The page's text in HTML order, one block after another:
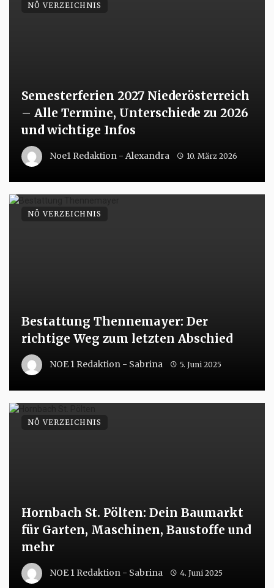
Semesterferien 2027 Niederösterreich
– Alle Termine, Unterschiede zu 2026
und wichtige Infos
Noe1 Redaktion - Alexandra 10. März 2026
NÖ VERZEICHNIS
Bestattung Thennemayer: Der
richtige Weg zum letzten Abschied
NOE 1 Redaktion - Sabrina 5. Juni 2025
NÖ VERZEICHNIS
Hornbach St. Pölten: Dein Baumarkt
für Garten, Maschinen, Baustoffe und
mehr
NOE 1 Redaktion - Sabrina 4. Juni 2025
NÖ VERZEICHNIS